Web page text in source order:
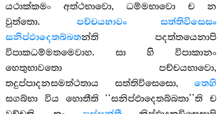
යථාක්කමං අත්ථභාවො, ධම්මභාවො ච න
වුත්තො. පච්චයභාවං සත්තිවිසෙසං
සනිප්ඵාදෙතබ්බතන්ති පදත්තයෙනාපි
විපාකධම්මතමෙවාහ. සා හි විපාකානං
හෙතුභාවතො පච්චයභාවො,
තදුප්පාදනසමත්ථතාය සත්තිවිසෙසො, තෙහි
සගබ්භා විය හොතීති ‘‘සනිප්ඵාදෙතබ්බතා’’ති ච